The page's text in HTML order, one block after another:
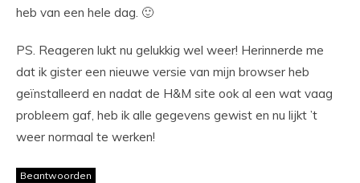
heb van een hele dag. 🙂
PS. Reageren lukt nu gelukkig wel weer! Herinnerde me
dat ik gister een nieuwe versie van mijn browser heb
geïnstalleerd en nadat de H&M site ook al een wat vaag
probleem gaf, heb ik alle gegevens gewist en nu lijkt ’t
weer normaal te werken!
Beantwoorden